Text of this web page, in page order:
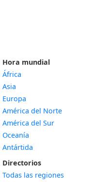
Hora mundial
África
Asia
Europa
América del Norte
América del Sur
Oceanía
Antártida
Directorios
Todas las regiones